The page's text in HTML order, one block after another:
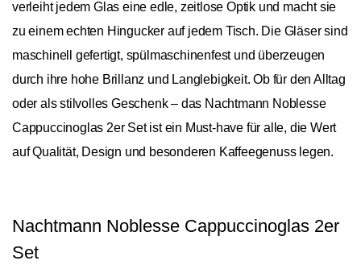
verleiht jedem Glas eine edle, zeitlose Optik und macht sie
zu einem echten Hingucker auf jedem Tisch. Die Gläser sind
maschinell gefertigt, spülmaschinenfest und überzeugen
durch ihre hohe Brillanz und Langlebigkeit. Ob für den Alltag
oder als stilvolles Geschenk – das Nachtmann Noblesse
Cappuccinoglas 2er Set ist ein Must-have für alle, die Wert
auf Qualität, Design und besonderen Kaffeegenuss legen.
Nachtmann Noblesse Cappuccinoglas 2er
Set